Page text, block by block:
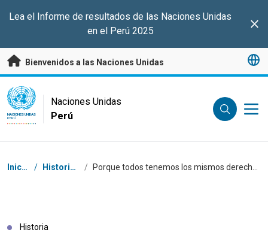
Lea el Informe de resultados de las Naciones Unidas
en el Perú 2025
Bienvenidos a las Naciones Unidas
UN Logo
NACIONES UNIDAS
PERÚ
Naciones Unidas
Perú
Coordenadas dentro de la ruta de navegación
Inicio / Historias /
Historia